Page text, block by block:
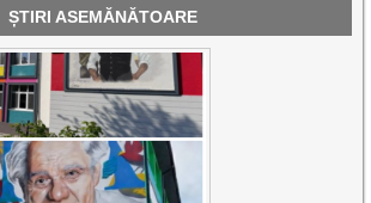
ȘTIRI ASEMĂNĂTOARE